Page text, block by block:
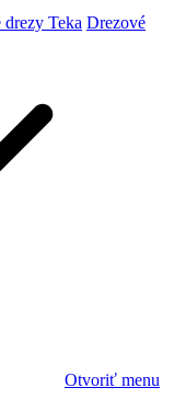
drezy Teka Drezové
Otvoriť menu